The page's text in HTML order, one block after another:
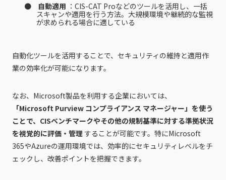
自動適用 ：CIS-CAT Proなどのツールを活用し、一括
スキャンや適用を行う方法。大規模環境や継続的な監視
が求められる場合に適している
自動化ツールを活用することで、セキュリティの維持と適用作
業の効率化が可能になります。
なお、Microsoft製品を利用する企業においては、
「Microsoft Purview コンプライアンス マネージャー」を使う
ことで、CISベンチマークやその他の規制基準に対する準拠状況
を視覚的に評価・管理 することが可能です。特にMicrosoft
365やAzureの運用環境では、効率的にセキュリティレベルをチ
ェックし、改善ポイントを把握できます。